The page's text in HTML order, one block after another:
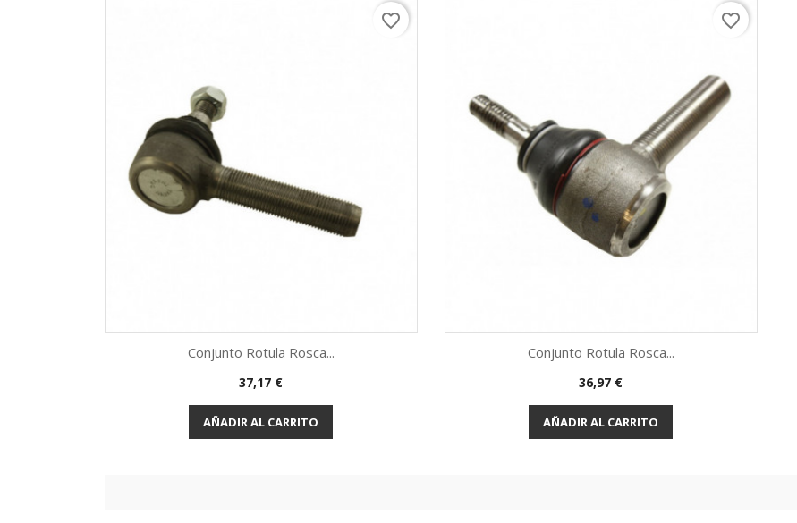
Vista rápida
Conjunto Rotula Rosca...
Precio
37,17 €
AÑADIR AL CARRITO
favorite_border
Vista rápida
Conjunto Rotula Rosca...
Precio
36,97 €
AÑADIR AL CARRITO
favorite_border